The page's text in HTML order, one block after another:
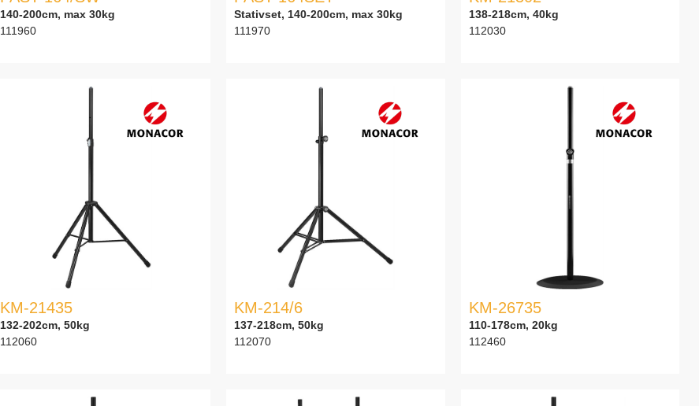
140-200cm, max 30kg
111960
Stativset, 140-200cm, max 30kg
111970
138-218cm, 40kg
112030
KM-21435
132-202cm, 50kg
112060
KM-214/6
137-218cm, 50kg
112070
KM-26735
110-178cm, 20kg
112460